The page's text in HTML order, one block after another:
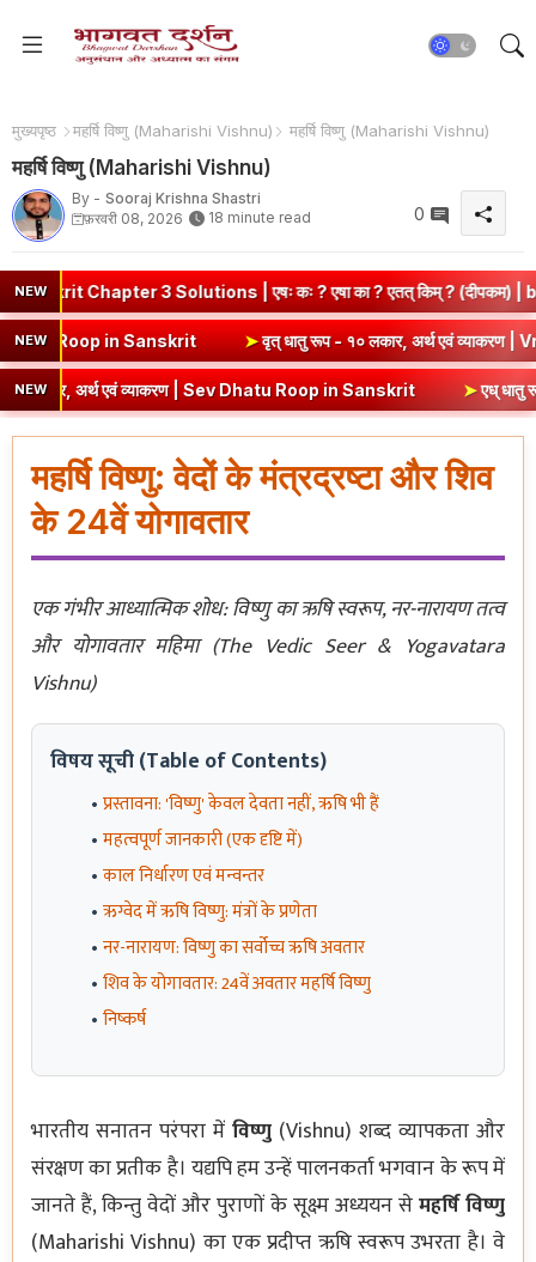
मुख्यपृष्ठ महर्षि विष्णु (Maharishi Vishnu) महर्षि विष्णु (Maharishi Vishnu)
महर्षि विष्णु (Maharishi Vishnu)
By - Sooraj Krishna Shastri
फ़रवरी 08, 2026
18 minute read 0
NEW3 Solutions | एषः कः ? एषा का ? एतत् किम् ? (दीपकम) |
NEW
व्याकरण | Kri Dhatu Roop in Sanskrit ➤वृत् धातु रूप - १० लकार,
NEWएवं व्याकरण | Sev Dhatu Roop in Sanskrit ➤एध् धातु रूप - १०
महर्षि विष्णु: वेदों के मंत्रद्रष्टा और शिव
के 24वें योगावतार
एक गंभीर आध्यात्मिक शोध: विष्णु का ऋषि स्वरूप, नर-नारायण तत्व
और योगावतार महिमा (The Vedic Seer & Yogavatara
Vishnu)
विषय सूची (Table of Contents)
प्रस्तावना: 'विष्णु' केवल देवता नहीं, ऋषि भी हैं
महत्वपूर्ण जानकारी (एक दृष्टि में)
काल निर्धारण एवं मन्वन्तर
ऋग्वेद में ऋषि विष्णु: मंत्रों के प्रणेता
नर-नारायण: विष्णु का सर्वोच्च ऋषि अवतार
शिव के योगावतार: 24वें अवतार महर्षि विष्णु
निष्कर्ष
भारतीय सनातन परंपरा में विष्णु (Vishnu) शब्द व्यापकता और
संरक्षण का प्रतीक है। यद्यपि हम उन्हें पालनकर्ता भगवान के रूप में
जानते हैं, किन्तु वेदों और पुराणों के सूक्ष्म अध्ययन सेमहर्षि विष्णु
(Maharishi Vishnu) का एक प्रदीप्त ऋषि स्वरूप उभरता है। वे